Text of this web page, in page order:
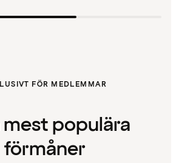
FÖR MEDLEMMAR
mest populära
förmåner